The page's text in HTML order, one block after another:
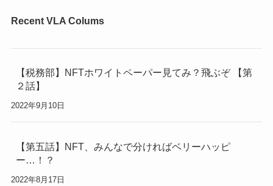
Recent VLA Colums
【税務部】NFTホワイトペーパー見てみ？飛ぶぞ 【第
２話】
2022年9月10日
【第五話】NFT、みんなで分ければベリーハッピ
ー…！？
2022年8月17日